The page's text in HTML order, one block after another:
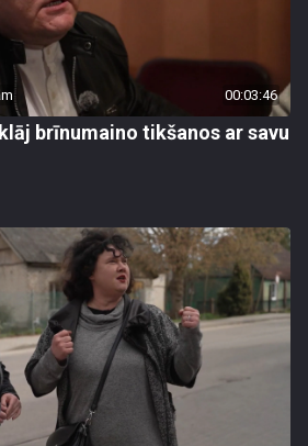
00:03:46
brīnumaino tikšanos ar savu